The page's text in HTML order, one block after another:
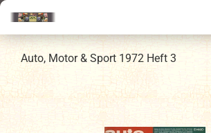
Auto, Motor & Sport 1972 Heft 3